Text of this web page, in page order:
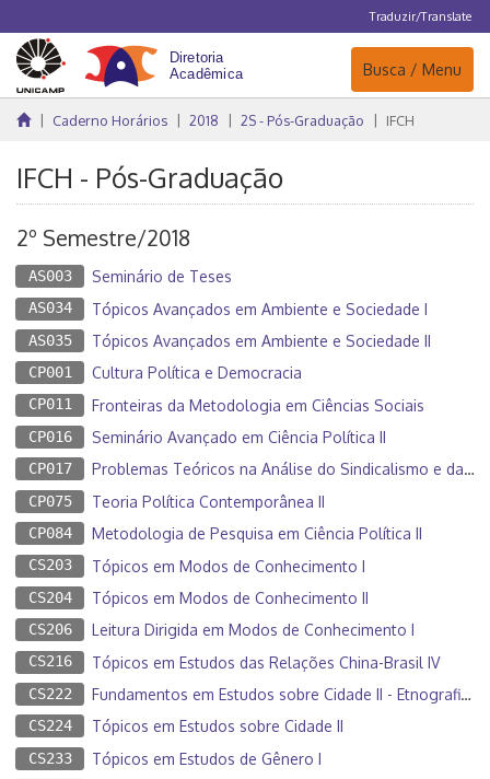
Traduzir/Translate
Navegação
Busca / Menu
Caderno Horários 2018 2S - Pós-Graduação IFCH
IFCH - Pós-Graduação
2º Semestre/2018
AS003 Seminário de Teses
AS034 Tópicos Avançados em Ambiente e Sociedade I
AS035 Tópicos Avançados em Ambiente e Sociedade II
CP001 Cultura Política e Democracia
CP011 Fronteiras da Metodologia em Ciências Sociais
CP016 Seminário Avançado em Ciência Política II
CP017 Problemas Teóricos na Análise do Sindicalismo e das Relações de Trabalho
CP075 Teoria Política Contemporânea II
CP084 Metodologia de Pesquisa em Ciência Política II
CS203 Tópicos em Modos de Conhecimento I
CS204 Tópicos em Modos de Conhecimento II
CS206 Leitura Dirigida em Modos de Conhecimento I
CS216 Tópicos em Estudos das Relações China-Brasil IV
CS222 Fundamentos em Estudos sobre Cidade II - Etnografias Urbanas
CS224 Tópicos em Estudos sobre Cidade II
CS233 Tópicos em Estudos de Gênero I